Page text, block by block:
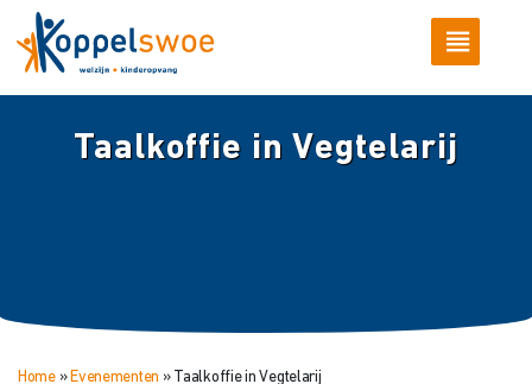
Taalkoffie in Vegtelarij
Home» Evenementen » Taalkoffie in Vegtelarij